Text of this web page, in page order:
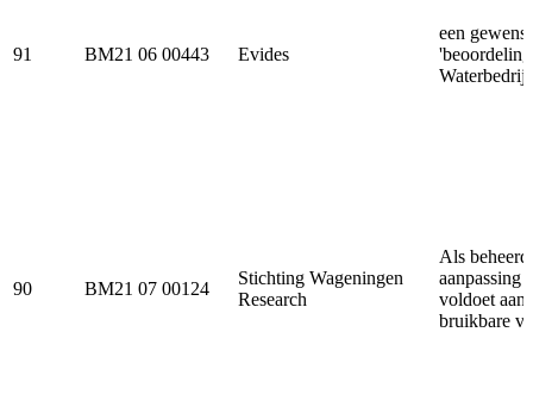
91 BM21 06 00443 Evides
een
90 BM21 07 00124
Stichting Wageningen
Research
Als
aanpassing
voldoet aan
bruikbare